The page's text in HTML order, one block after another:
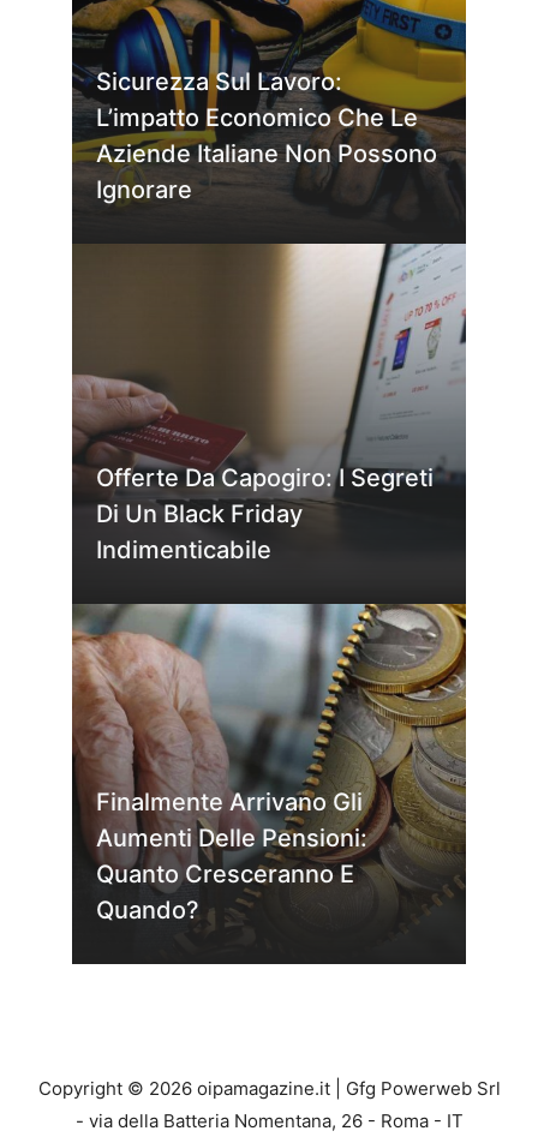
Sicurezza Sul Lavoro:
L’impatto Economico Che Le
Aziende Italiane Non Possono
Ignorare
Offerte Da Capogiro: I Segreti
Di Un Black Friday
Indimenticabile
Finalmente Arrivano Gli
Aumenti Delle Pensioni:
Quanto Cresceranno E
Quando?
Copyright © 2026 oipamagazine.it | Gfg Powerweb Srl
- via della Batteria Nomentana, 26 - Roma - IT